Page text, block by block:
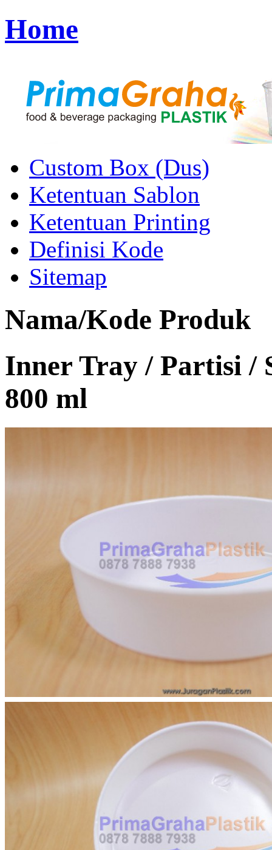
Home
Custom Box (Dus)
Ketentuan Sablon
Ketentuan Printing
Definisi Kode
Sitemap
Nama/Kode Produk
Inner Tray / Partisi /
800 ml